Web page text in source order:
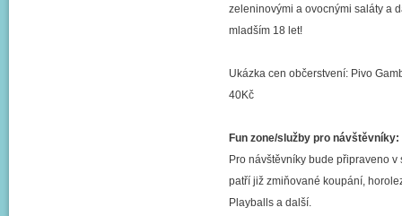
zeleninovými a ovocnými saláty a
mladším 18 let!
Ukázka cen občerstvení: Pivo
40Kč
Fun zone/služby pro návštěvníky:
Pro návštěvníky bude připraveno
patří již zmiňované koupání,
Playballs a další.